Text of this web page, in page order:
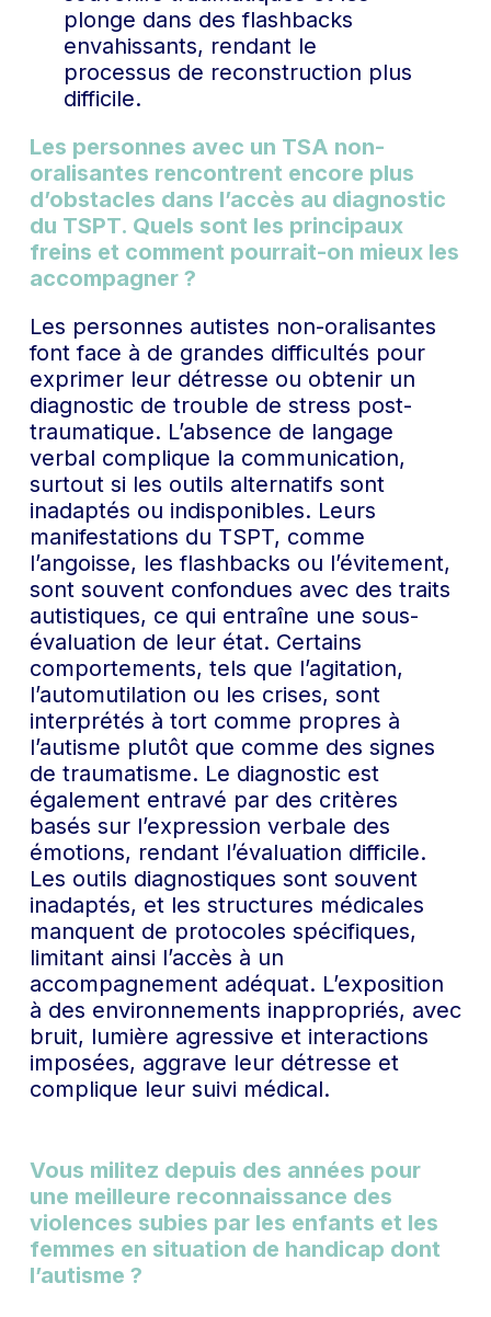
plonge dans des flashbacks
envahissants, rendant le
processus de reconstruction plus
difficile.
Les personnes avec un TSA non-
oralisantes rencontrent encore plus
d’obstacles dans l’accès au diagnostic
du TSPT. Quels sont les principaux
freins et comment pourrait-on mieux les
accompagner ?
Les personnes autistes non-oralisantes
font face à de grandes difficultés pour
exprimer leur détresse ou obtenir un
diagnostic de trouble de stress post-
traumatique. L’absence de langage
verbal complique la communication,
surtout si les outils alternatifs sont
inadaptés ou indisponibles. Leurs
manifestations du TSPT, comme
l’angoisse, les flashbacks ou l’évitement,
sont souvent confondues avec des traits
autistiques, ce qui entraîne une sous-
évaluation de leur état. Certains
comportements, tels que l’agitation,
l’automutilation ou les crises, sont
interprétés à tort comme propres à
l’autisme plutôt que comme des signes
de traumatisme. Le diagnostic est
également entravé par des critères
basés sur l’expression verbale des
émotions, rendant l’évaluation difficile.
Les outils diagnostiques sont souvent
inadaptés, et les structures médicales
manquent de protocoles spécifiques,
limitant ainsi l’accès à un
accompagnement adéquat. L’exposition
à des environnements inappropriés, avec
bruit, lumière agressive et interactions
imposées, aggrave leur détresse et
complique leur suivi médical.
Vous militez depuis des années pour
une meilleure reconnaissance des
violences subies par les enfants et les
femmes en situation de handicap dont
l’autisme ?